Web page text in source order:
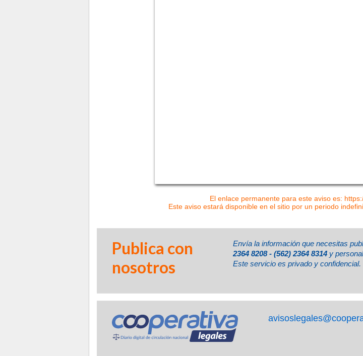
El enlace permanente para este aviso es:
Este aviso estará disponible en el sitio por un periodo
Publica con
nosotros
Envía la información que necesitas
2364 8208 - (562) 2364 8314 y
Este servicio es privado y confidencial.